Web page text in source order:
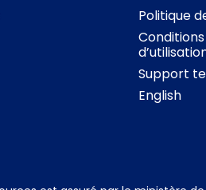
Politique
Support
English